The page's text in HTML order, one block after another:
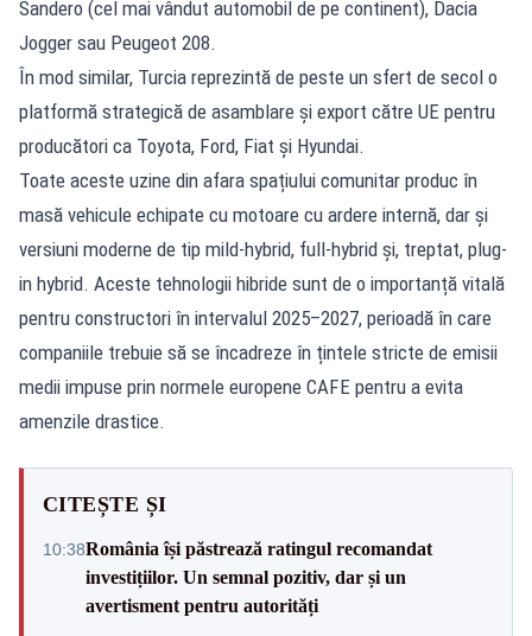
Sandero (cel mai vândut automobil de pe continent), Dacia
Jogger sau Peugeot 208.
În mod similar, Turcia reprezintă de peste un sfert de secol o
platformă strategică de asamblare și export către UE pentru
producători ca Toyota, Ford, Fiat și Hyundai.
Toate aceste uzine din afara spațiului comunitar produc în
masă vehicule echipate cu motoare cu ardere internă, dar și
versiuni moderne de tip mild-hybrid, full-hybrid și, treptat, plug-
in hybrid. Aceste tehnologii hibride sunt de o importanță vitală
pentru constructori în intervalul 2025–2027, perioadă în care
companiile trebuie să se încadreze în țintele stricte de emisii
medii impuse prin normele europene CAFE pentru a evita
amenzile drastice.
CITEȘTE ȘI
10:38România își păstrează ratingul recomandat
investițiilor. Un semnal pozitiv, dar și un
avertisment pentru autorități